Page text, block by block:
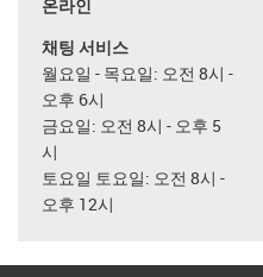
온라인
채팅 서비스
월요일 - 목요일: 오전 8시 -
오후 6시
금요일: 오전 8시 - 오후 5
시
토요일 토요일: 오전 8시 -
오후 12시